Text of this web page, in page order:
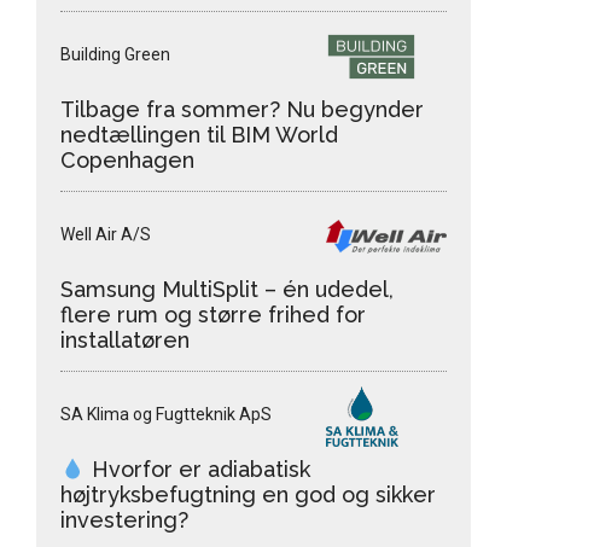
Building Green
Tilbage fra sommer? Nu begynder
nedtællingen til BIM World
Copenhagen
Well Air A/S
Samsung MultiSplit – én udedel,
flere rum og større frihed for
installatøren
SA Klima og Fugtteknik ApS
Hvorfor er adiabatisk
højtryksbefugtning en god og sikker
investering?